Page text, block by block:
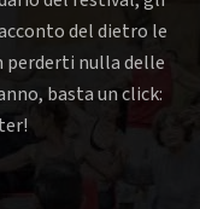
del dietro le
perderti nulla delle
basta un click: